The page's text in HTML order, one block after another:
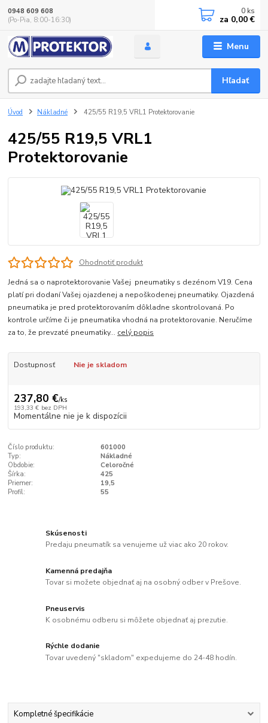
Menu
Hľadať
0948 609 608
(Po-Pia, 8:00-16:30)
0 ks
za 0,00 €
Úvod Nákladné 425/55 R19,5 VRL1 Protektorovanie
425/55 R19,5 VRL1
Protektorovanie
Ohodnotiť produkt
Jedná sa o naprotektorovanie Vašej pneumatiky s dezénom V19. Cena
platí pri dodaní Vašej ojazdenej a nepoškodenej pneumatiky. Ojazdená
pneumatika je pred protektorovaním dôkladne skontrolovaná. Po
kontrole určíme či je pneumatika vhodná na protektorovanie. Neručíme
za to, že prevzaté pneumatiky... celý popis
Dostupnosť Nie je skladom
237,80 €/ks
193,33 € bez DPH
Momentálne nie je k dispozícii
Číslo produktu:
601000
Typ:
Nákladné
Obdobie:
Celoročné
Šírka:
425
Priemer:
19,5
Profil:
55
Skúsenosti
Predaju pneumatík sa venujeme už viac ako 20 rokov.
Kamenná predajňa
Tovar si možete objednať aj na osobný odber v Prešove.
Pneuservis
K osobnému odberu si môžete objednať aj prezutie.
Rýchle dodanie
Tovar uvedený "skladom" expedujeme do 24-48 hodín.
Kompletné špecifikácie